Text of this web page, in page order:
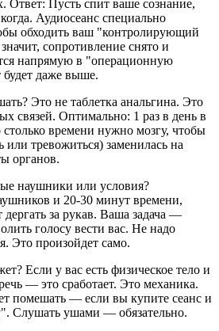
Ответ: Пусть спит ваше сознание,
Аудиосеанс специально
обходить ваш "контролирующий
сопротивление снято и
напрямую в "операционную
даже выше.
Это не таблетка анальгина. Это
связей. Оптимально: 1 раз в день в
времени нужно мозгу, чтобы
или тревожиться) заменилась на
органов.
наушники или условия?
и 20-30 минут времени,
дергать за рукав. Ваша задача —
голосу вести вас. Не надо
Это произойдет само.
Если у вас есть физическое тело и
— это сработает. Это механика.
помешать — если вы купите сеанс и
Слушать ушами — обязательно.